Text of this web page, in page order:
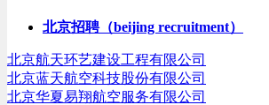
航空器维修技术人员，航空器维修培训
察人员
梁先生
无 本科
北京招聘（beijing recruitment）
北京航天环艺建设工程有限公司
北京蓝天航空科技股份有限公司
北京华夏易翔航空服务有限公司